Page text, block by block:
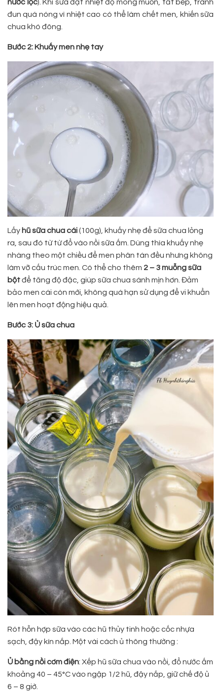
nước lọc). Khi sữa đạt nhiệt độ mong muốn, tắt bếp, tránh
đun quá nóng vì nhiệt cao có thể làm chết men, khiến sữa
chua khó đông.
Bước 2: Khuấy men nhẹ tay
Lấy hũ sữa chua cái(100g), khuấy nhẹ để sữa chua lỏng
ra, sau đó từ từ đổ vào nồi sữa ấm. Dùng thìa khuấy nhẹ
nhàng theo một chiều để men phân tán đều nhưng không
làm vỡ cấu trúc men. Có thể cho thêm 2 – 3 muỗng sữa
bộtđể tăng độ đặc, giúp sữa chua sánh mịn hơn. Đảm
bảo men cái còn mới, không quá hạn sử dụng để vi khuẩn
lên men hoạt động hiệu quả.
Bước 3: Ủ sữa chua
Rót hỗn hợp sữa vào các hũ thủy tinh hoặc cốc nhựa
sạch, đậy kín nắp. Một vài cách ủ thông thường :
Ủ bằng nồi cơm điện: Xếp hũ sữa chua vào nồi, đổ nước ấm
khoảng 40 – 45°C vào ngập 1/2 hũ, đậy nắp, giữ chế độ ủ
6 – 8 giờ.